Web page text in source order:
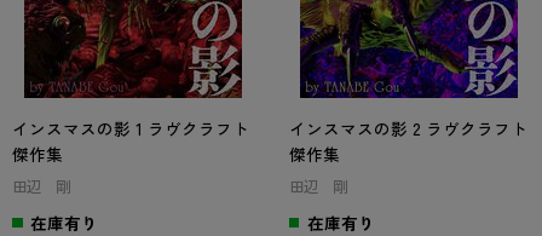
インスマスの影 1 ラヴクラフト
傑作集
田辺 剛
在庫有り
インスマスの影 2 ラヴクラフト
傑作集
田辺 剛
在庫有り